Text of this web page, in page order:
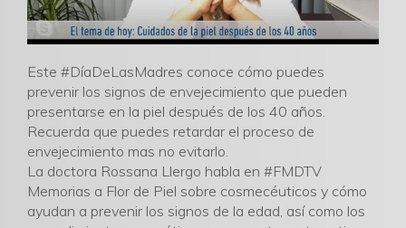
Este #DíaDeLasMadres conoce cómo puedes
prevenir los signos de envejecimiento que pueden
presentarse en la piel después de los 40 años.
Recuerda que puedes retardar el proceso de
envejecimiento mas no evitarlo.
La doctora Rossana Llergo habla en #FMDTV
Memorias a Flor de Piel sobre cosmecéuticos y cómo
ayudan a prevenir los signos de la edad, así como los